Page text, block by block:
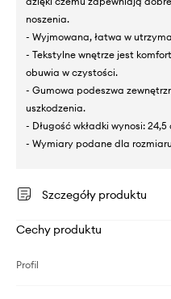
noszenia.
- Wyjmowana, łatwa w
- Tekstylne wnętrze jest
obuwia w czystości.
- Gumowa podeszwa
uszkodzenia.
- Długość wkładki wynosi: 24,5
- Wymiary podane dla
Szczegóły produktu
Cechy produktu
Profil